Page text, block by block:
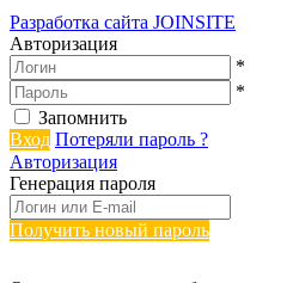
Разработка сайта JOINSITE
Авторизация
*
*
Запомнить
Вход Потеряли пароль ?
Авторизация
Генерация пароля
Получить новый пароль